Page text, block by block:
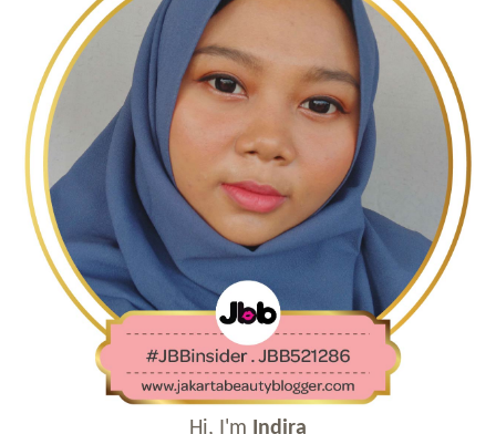
Hi, I'm Indira